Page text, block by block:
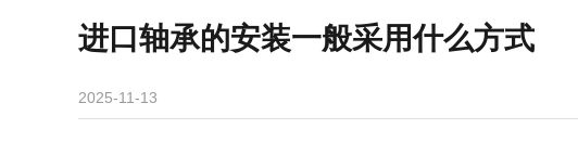
进口轴承的安装一般采用什么方式
2025-11-13